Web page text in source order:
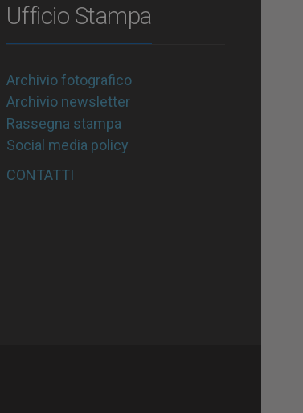
Ufficio Stampa
Archivio fotografico
Archivio newsletter
Rassegna stampa
Social media policy
CONTATTI